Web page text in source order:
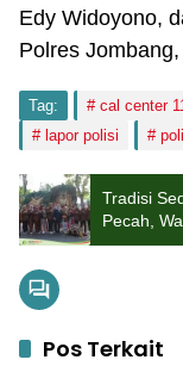
Edy Widoyono,
Polres
Tag: cal center
lapor polisi
Tradisi
Pecah,
Pos Terkait